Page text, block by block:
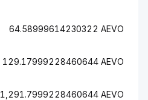
64.58999614230322 AEVO
129.17999228460644 AEVO
1,291.7999228460644 AEVO